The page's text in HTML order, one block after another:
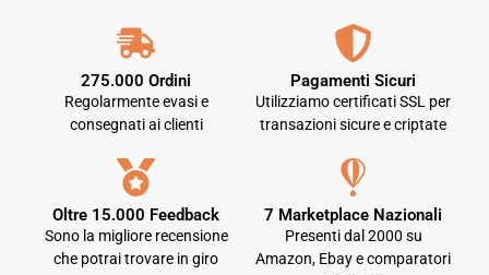
275.000 Ordini
Regolarmente evasi e
consegnati ai clienti
Pagamenti Sicuri
Utilizziamo certificati SSL per
transazioni sicure e criptate
Oltre 15.000 Feedback
Sono la migliore recensione
che potrai trovare in giro
7 Marketplace Nazionali
Presenti dal 2000 su
Amazon, Ebay e comparatori